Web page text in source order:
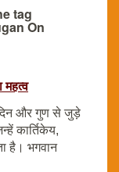
tag
On
दिन और गुण से जुड़े
कार्तिकेय,
है। भगवान